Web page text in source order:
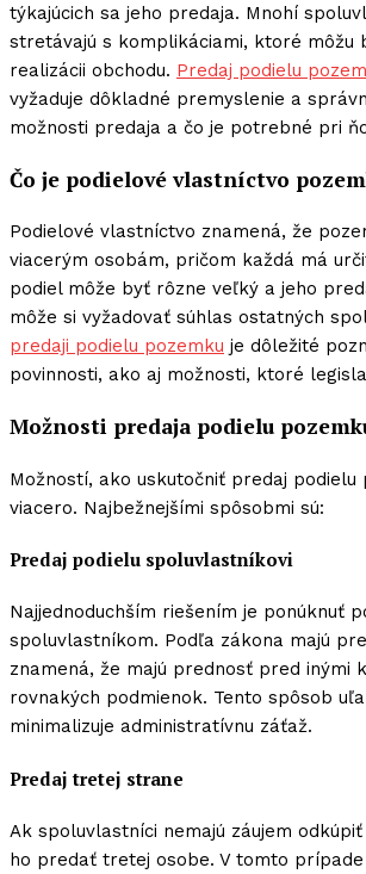
týkajúcich sa jeho predaja. Mnohí
stretávajú s komplikáciami, ktoré môžu
realizácii obchodu. Predaj podielu
vyžaduje dôkladné premyslenie a
možnosti predaja a čo je potrebné pri
Čo je podielové vlastníctvo
Podielové vlastníctvo znamená, že
viacerým osobám, pričom každá má
podiel môže byť rôzne veľký a jeho
môže si vyžadovať súhlas ostatných
predaji podielu pozemku je dôležité
povinnosti, ako aj možnosti, ktoré
Možnosti predaja podielu
Možností, ako uskutočniť predaj podielu
viacero. Najbežnejšími spôsobmi sú:
Predaj podielu spoluvlastníkovi
Najjednoduchším riešením je ponúknuť
spoluvlastníkom. Podľa zákona majú
znamená, že majú prednosť pred inými
rovnakých podmienok. Tento spôsob
minimalizuje administratívnu záťaž.
Predaj tretej strane
Ak spoluvlastníci nemajú záujem
ho predať tretej osobe. V tomto